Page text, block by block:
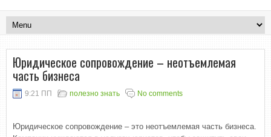
Юридическое сопровождение – неотъемлемая
часть бизнеса
9:21 ПП полезно знать No comments
Юридическое сопровождение – это неотъемлемая часть бизнеса.